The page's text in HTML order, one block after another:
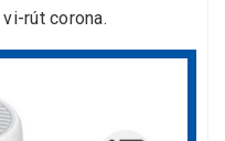
rút corona.